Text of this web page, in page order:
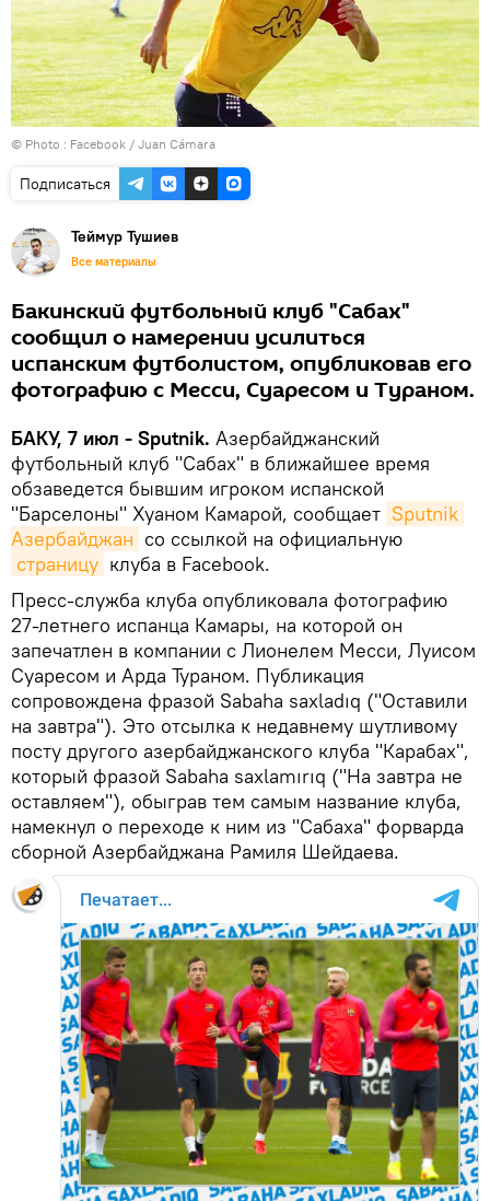
© Photo : Facebook / Juan Cámara
Подписаться
Теймур Тушиев
Все материалы
Бакинский футбольный клуб "Сабах"
сообщил о намерении усилиться
испанским футболистом, опубликовав его
фотографию с Месси, Суаресом и Тураном.
БАКУ, 7 июл - Sputnik. Азербайджанский
футбольный клуб "Сабах" в ближайшее время
обзаведется бывшим игроком испанской
"Барселоны" Хуаном Камарой, сообщает Sputnik
Азербайджан со ссылкой на официальную
страницу клуба в Facebook.
Пресс-служба клуба опубликовала фотографию
27-летнего испанца Камары, на которой он
запечатлен в компании с Лионелем Месси, Луисом
Суаресом и Арда Тураном. Публикация
сопровождена фразой Sabaha saxladıq ("Оставили
на завтра"). Это отсылка к недавнему шутливому
посту другого азербайджанского клуба "Карабах",
который фразой Sabaha saxlamırıq ("На завтра не
оставляем"), обыграв тем самым название клуба,
намекнул о переходе к ним из "Сабаха" форварда
сборной Азербайджана Рамиля Шейдаева.